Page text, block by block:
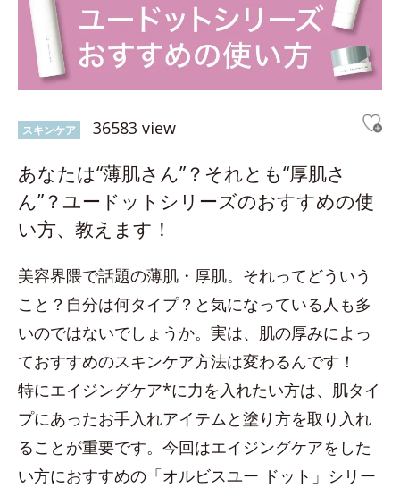
スキンケア 36583 view
あなたは“薄肌さん”？それとも“厚肌さ
ん”？ユードットシリーズのおすすめの使
い方、教えます！
美容界隈で話題の薄肌・厚肌。それってどういう
こと？自分は何タイプ？と気になっている人も多
いのではないでしょうか。実は、肌の厚みによっ
ておすすめのスキンケア方法は変わるんです！
特にエイジングケア*に力を入れたい方は、肌タイ
プにあったお手入れアイテムと塗り方を取り入れ
ることが重要です。今回はエイジングケアをした
い方におすすめの「オルビスユー ドット」シリー